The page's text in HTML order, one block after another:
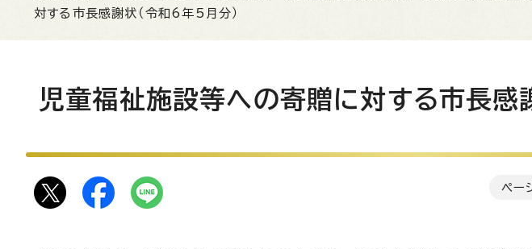
対する市長感謝状（令和6年5月分）
児童福祉施設等への寄贈に対する市長感
ペー